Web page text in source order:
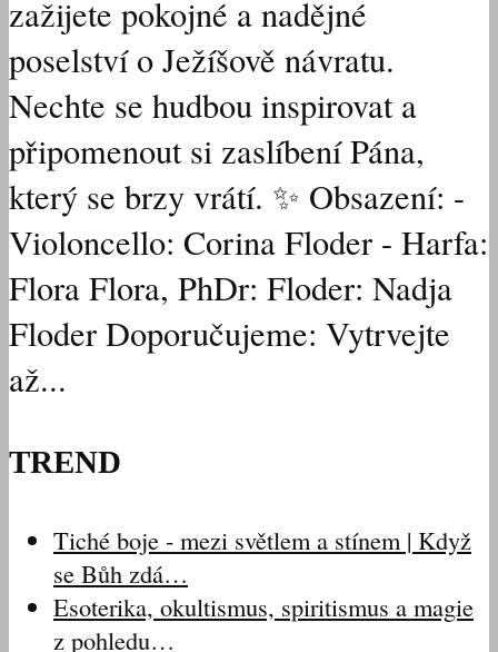
zažijete pokojné a nadějné
poselství o Ježíšově návratu.
Nechte se hudbou inspirovat a
připomenout si zaslíbení Pána,
který se brzy vrátí. ✨ Obsazení: -
Violoncello: Corina Floder - Harfa:
Flora Flora, PhDr: Floder: Nadja
Floder Doporučujeme: Vytrvejte
až...
TREND
Tiché boje - mezi světlem a stínem | Když
se Bůh zdá…
Esoterika, okultismus, spiritismus a magie
z pohledu…